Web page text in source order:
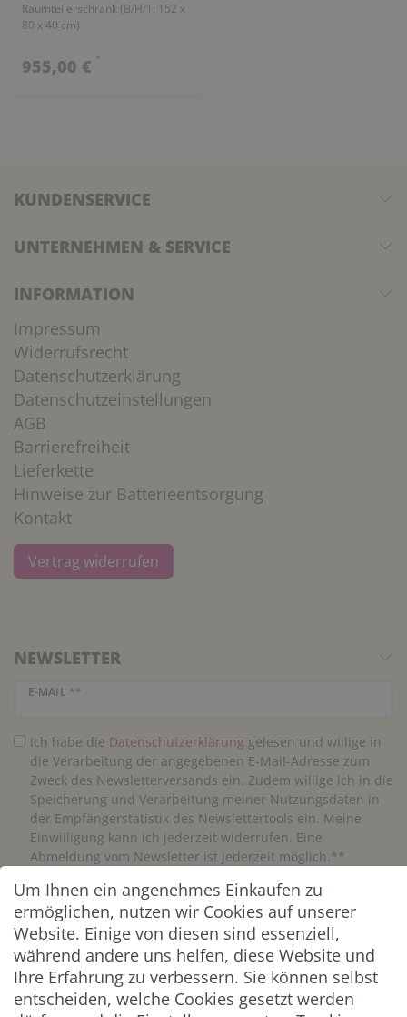
Raumteilerschrank (B/H/T: 152 x
80 x 40 cm)
955,00 € *
KUNDENSERVICE
UNTERNEHMEN & SERVICE
INFORMATION
Impressum
Widerrufsrecht
Datenschutzerklärung
Datenschutzeinstellungen
AGB
Barrierefreiheit
Lieferkette
Hinweise zur Batterieentsorgung
Kontakt
Vertrag widerrufen
NEWSLETTER
E-MAIL **
Newsletter Honig
Ich habe die Daten­schutz­erklärung gelesen und willige in
die Verarbeitung der angegebenen E-Mail-Adresse zum
Zweck des Newsletterversands ein. Zudem willige ich in die
Speicherung und Verarbeitung meiner Nutzungsdaten in
der Empfängerstatistik des Newslettertools ein. Meine
Einwilligung kann ich jederzeit widerrufen. Eine
Abmeldung vom Newsletter ist jederzeit möglich.**
Abonnieren
** Hierbei handelt es sich um ein Pflichtfeld.
ZAHLUNG & VERSAND
Um Ihnen ein angenehmes Einkaufen zu
ermöglichen, nutzen wir Cookies auf unserer
Website. Einige von diesen sind essenziell,
während andere uns helfen, diese Website und
Ihre Erfahrung zu verbessern. Sie können selbst
entscheiden, welche Cookies gesetzt werden